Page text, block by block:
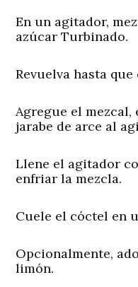
En un agitador,
azúcar Turbinado.
Revuelva hasta
Agregue el
jarabe de arce al
Llene el agitador
enfriar la mezcla.
Cuele el cóctel en
Opcionalmente,
limón.